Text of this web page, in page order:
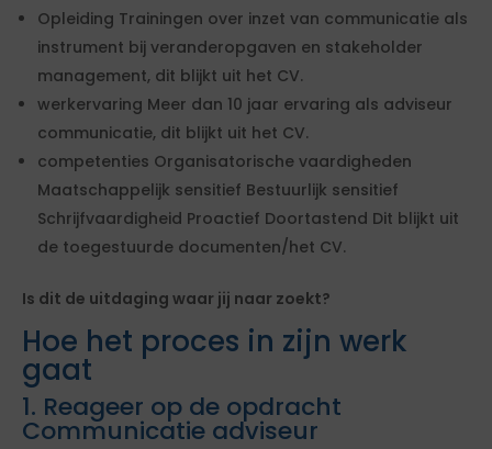
Opleiding Trainingen over inzet van communicatie als
instrument bij veranderopgaven en stakeholder
management, dit blijkt uit het CV.
werkervaring Meer dan 10 jaar ervaring als adviseur
communicatie, dit blijkt uit het CV.
competenties Organisatorische vaardigheden
Maatschappelijk sensitief Bestuurlijk sensitief
Schrijfvaardigheid Proactief Doortastend Dit blijkt uit
de toegestuurde documenten/het CV.
Is dit de uitdaging waar jij naar zoekt?
Hoe het proces in zijn werk
gaat
1. Reageer op de opdracht
Communicatie adviseur